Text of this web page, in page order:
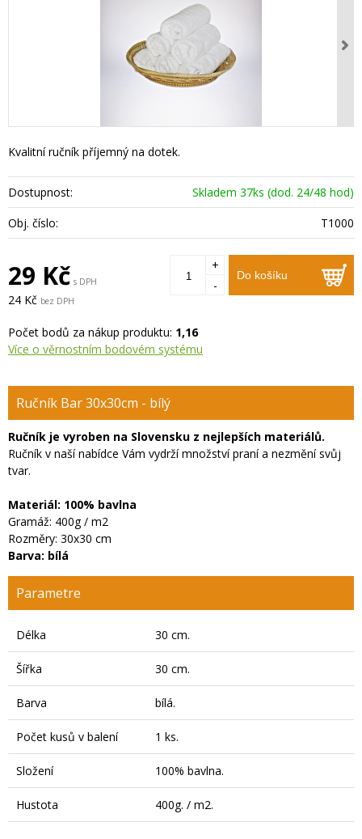
Kvalitní ručník příjemný na dotek.
Dostupnost:
Skladem 37ks (dod. 24/48 hod)
Obj. číslo:
T1000
29 Kč s DPH
24 Kč bez DPH
Do košíku
+
-
Počet bodů za nákup produktu: 1,16
Více o věrnostním bodovém systému
Ručník Bar 30x30cm - bílý
Ručník je vyroben na Slovensku z nejlepších materiálů.
Ručník v naší nabídce Vám vydrží množství praní a nezmění svůj
tvar.
Materiál: 100% bavlna
Gramáž: 400g / m2
Rozměry: 30x30 cm
Barva: bílá
Parametre
Délka 30 cm.
Šířka 30 cm.
Barva bílá.
Počet kusů v balení 1 ks.
Složení 100% bavlna.
Hustota 400g. / m2.